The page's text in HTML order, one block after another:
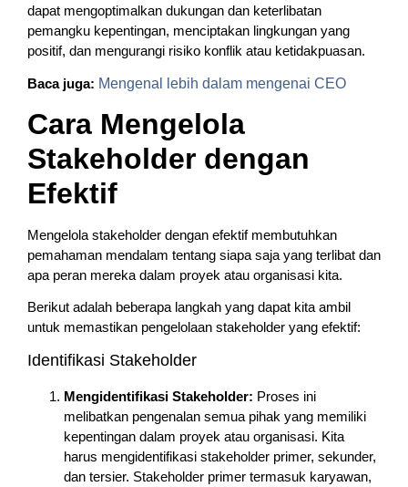
dapat mengoptimalkan dukungan dan keterlibatan
pemangku kepentingan, menciptakan lingkungan yang
positif, dan mengurangi risiko konflik atau ketidakpuasan.
Baca juga: Mengenal lebih dalam mengenai CEO
Cara Mengelola
Stakeholder dengan
Efektif
Mengelola stakeholder dengan efektif membutuhkan
pemahaman mendalam tentang siapa saja yang terlibat dan
apa peran mereka dalam proyek atau organisasi kita.
Berikut adalah beberapa langkah yang dapat kita ambil
untuk memastikan pengelolaan stakeholder yang efektif:
Identifikasi Stakeholder
Mengidentifikasi Stakeholder: Proses ini
melibatkan pengenalan semua pihak yang memiliki
kepentingan dalam proyek atau organisasi. Kita
harus mengidentifikasi stakeholder primer, sekunder,
dan tersier. Stakeholder primer termasuk karyawan,